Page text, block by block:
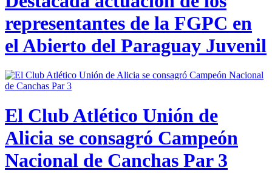
representantes de la FGPC en
el Abierto del Paraguay Juvenil
El Club Atlético Unión de
Alicia se consagró Campeón
Nacional de Canchas Par 3